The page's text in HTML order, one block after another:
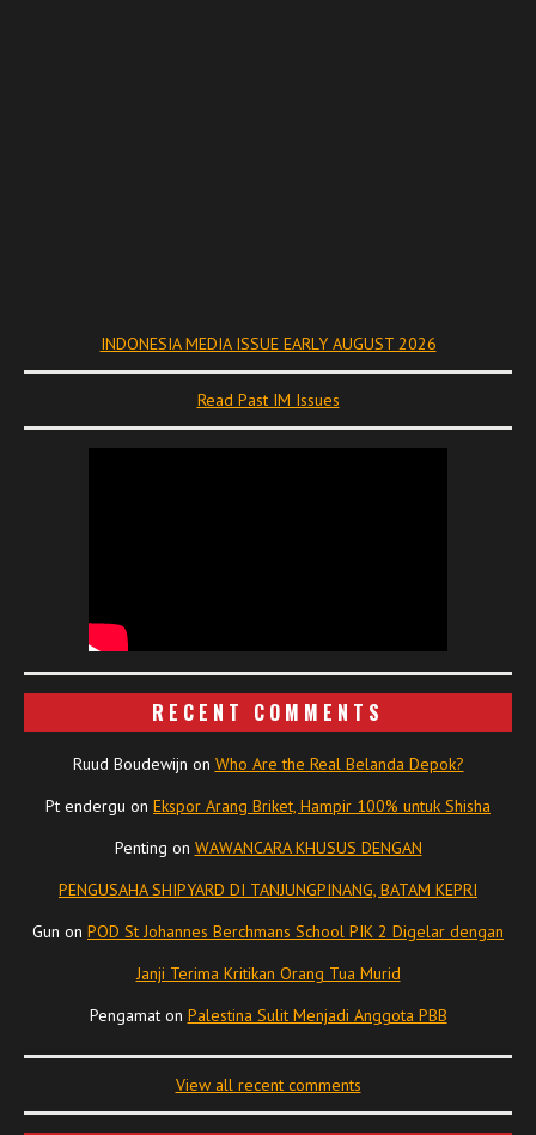
INDONESIA MEDIA ISSUE EARLY AUGUST 2026
Read Past IM Issues
RECENT COMMENTS
Ruud Boudewijn on Who Are the Real Belanda Depok?
Pt endergu on Ekspor Arang Briket, Hampir 100% untuk Shisha
Penting on WAWANCARA KHUSUS DENGAN
PENGUSAHA SHIPYARD DI TANJUNGPINANG, BATAM KEPRI
Gun on POD St Johannes Berchmans School PIK 2 Digelar dengan
Janji Terima Kritikan Orang Tua Murid
Pengamaton Palestina Sulit Menjadi Anggota PBB
View all recent comments